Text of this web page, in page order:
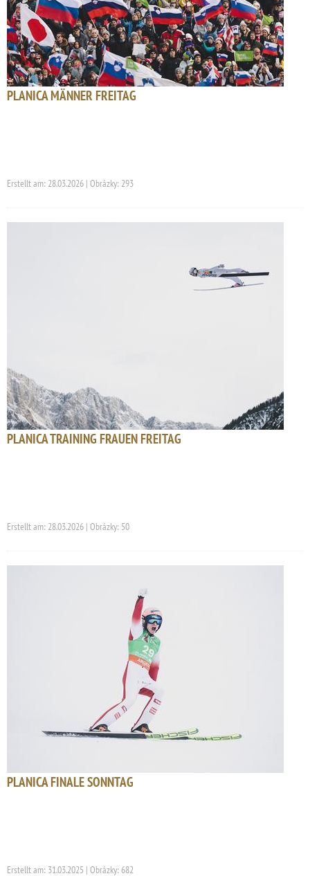
PLANICA MÄNNER FREITAG
Erstellt am: 28.03.2026 | Obrázky: 293
PLANICA TRAINING FRAUEN FREITAG
Erstellt am: 28.03.2026 | Obrázky: 50
PLANICA FINALE SONNTAG
Erstellt am: 31.03.2025 | Obrázky: 682